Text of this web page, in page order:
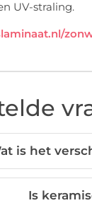
UV-straling.
is het
Is